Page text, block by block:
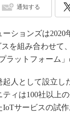
通知する
ションズは2020
スを組み合わせ
ラットフォーム」
人として設立し
ティは100社以上
サービスの試